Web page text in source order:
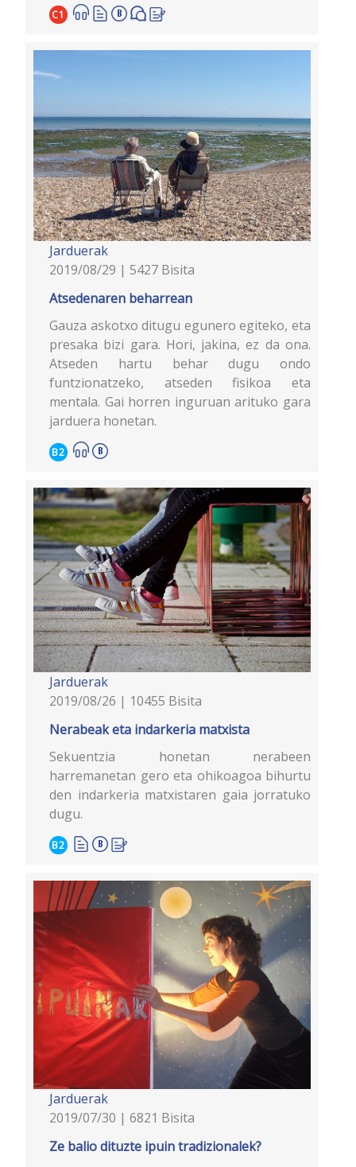
C1
Jarduerak
2019/08/29 | 5427 Bisita
Atsedenaren beharrean
Gauza askotxo ditugu egunero egiteko, eta
presaka bizi gara. Hori, jakina, ez da ona.
Atseden hartu behar dugu ondo
funtzionatzeko, atseden fisikoa eta
mentala. Gai horren inguruan arituko gara
jarduera honetan.
B2
Jarduerak
2019/08/26 | 10455 Bisita
Nerabeak eta indarkeria matxista
Sekuentzia honetan nerabeen
harremanetan gero eta ohikoagoa bihurtu
den indarkeria matxistaren gaia jorratuko
dugu.
B2
Jarduerak
2019/07/30 | 6821 Bisita
Ze balio dituzte ipuin tradizionalek?